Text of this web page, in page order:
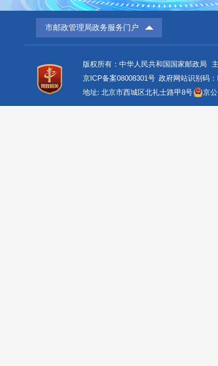
市邮政管理局政务服务门户
版权所有：中华人民共和国国家邮政局
京ICP备案08008301号 政府网站识别码
地址: 北京市西城区北礼士路甲8号
京